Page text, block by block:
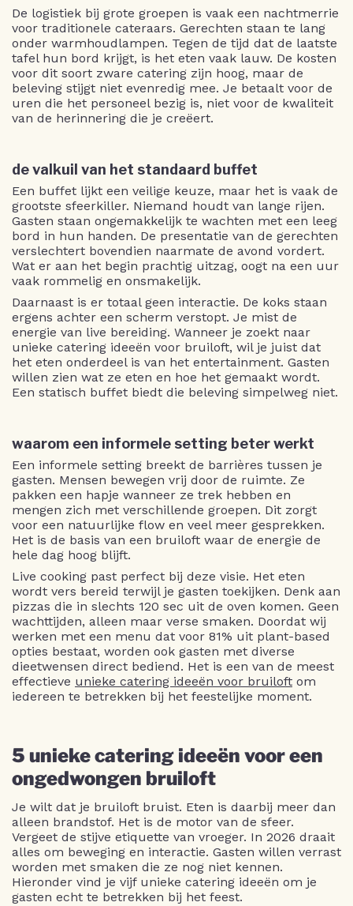
De logistiek bij grote groepen is vaak een nachtmerrie
voor traditionele cateraars. Gerechten staan te lang
onder warmhoudlampen. Tegen de tijd dat de laatste
tafel hun bord krijgt, is het eten vaak lauw. De kosten
voor dit soort zware catering zijn hoog, maar de
beleving stijgt niet evenredig mee. Je betaalt voor de
uren die het personeel bezig is, niet voor de kwaliteit
van de herinnering die je creëert.
de valkuil van het standaard buffet
Een buffet lijkt een veilige keuze, maar het is vaak de
grootste sfeerkiller. Niemand houdt van lange rijen.
Gasten staan ongemakkelijk te wachten met een leeg
bord in hun handen. De presentatie van de gerechten
verslechtert bovendien naarmate de avond vordert.
Wat er aan het begin prachtig uitzag, oogt na een uur
vaak rommelig en onsmakelijk.
Daarnaast is er totaal geen interactie. De koks staan
ergens achter een scherm verstopt. Je mist de
energie van live bereiding. Wanneer je zoekt naar
unieke catering ideeën voor bruiloft, wil je juist dat
het eten onderdeel is van het entertainment. Gasten
willen zien wat ze eten en hoe het gemaakt wordt.
Een statisch buffet biedt die beleving simpelweg niet.
waarom een informele setting beter werkt
Een informele setting breekt de barrières tussen je
gasten. Mensen bewegen vrij door de ruimte. Ze
pakken een hapje wanneer ze trek hebben en
mengen zich met verschillende groepen. Dit zorgt
voor een natuurlijke flow en veel meer gesprekken.
Het is de basis van een bruiloft waar de energie de
hele dag hoog blijft.
Live cooking past perfect bij deze visie. Het eten
wordt vers bereid terwijl je gasten toekijken. Denk aan
pizzas die in slechts 120 sec uit de oven komen. Geen
wachttijden, alleen maar verse smaken. Doordat wij
werken met een menu dat voor 81% uit plant-based
opties bestaat, worden ook gasten met diverse
dieetwensen direct bediend. Het is een van de meest
effectieve unieke catering ideeën voor bruiloft om
iedereen te betrekken bij het feestelijke moment.
5 unieke catering ideeën voor een
ongedwongen bruiloft
Je wilt dat je bruiloft bruist. Eten is daarbij meer dan
alleen brandstof. Het is de motor van de sfeer.
Vergeet de stijve etiquette van vroeger. In 2026 draait
alles om beweging en interactie. Gasten willen verrast
worden met smaken die ze nog niet kennen.
Hieronder vind je vijf unieke catering ideeën om je
gasten echt te betrekken bij het feest.